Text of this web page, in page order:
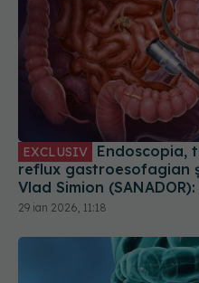
EXCLUSIV
reflux gastroesofagian
Vlad Simion
esofag
29 ian 2026, 11:18